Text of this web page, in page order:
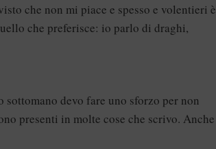
che non mi piace e spesso e volentieri è
che preferisce: io parlo di draghi,
devo fare uno sforzo per non
presenti in molte cose che scrivo. Anche